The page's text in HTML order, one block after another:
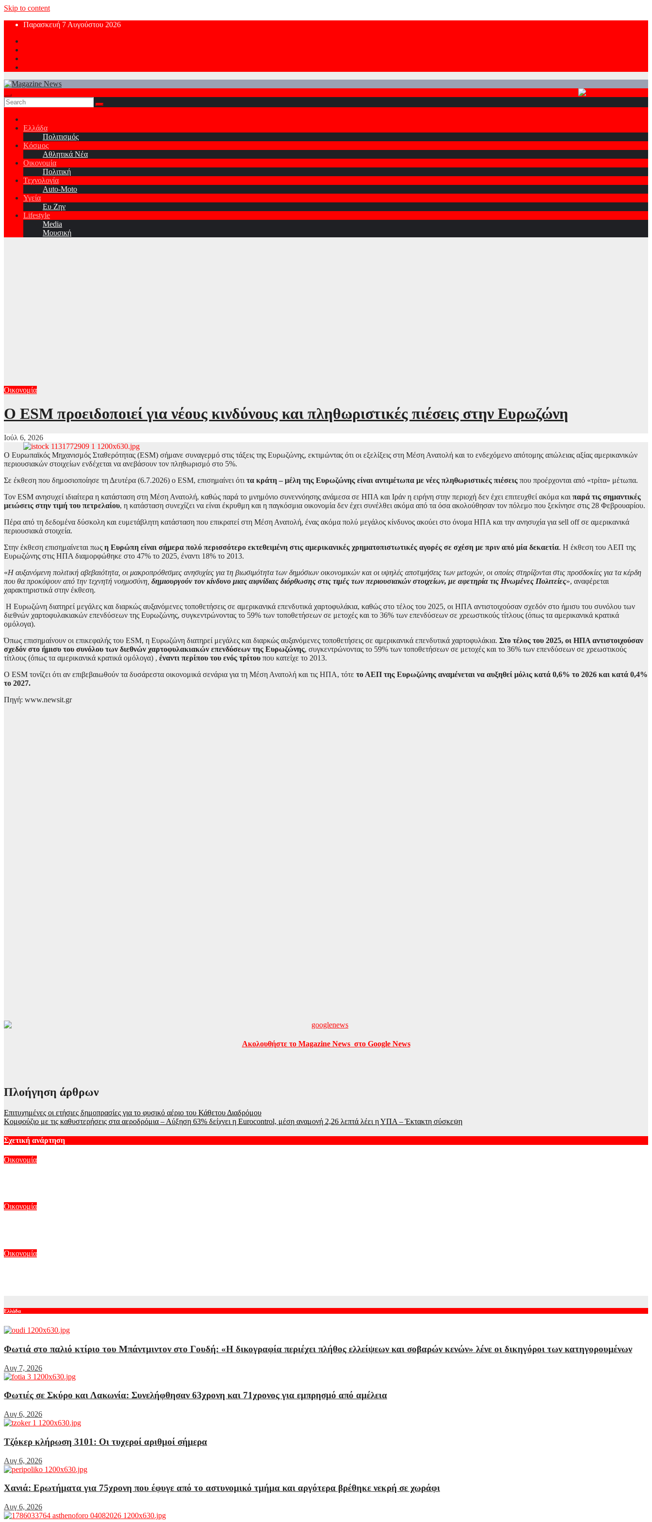
Skip to content
Παρασκευή 7 Αυγούστου 2026
Ελλάδα
Πολιτισμός
Κόσμος
Αθλητικά Νέα
Οικονομία
Πολιτική
Τεχνολογία
Auto-Moto
Υγεία
Ευ Ζην
Lifestyle
Media
Μουσική
Οικονομία
Ο ESM προειδοποιεί για νέους κινδύνους και πληθωριστικές πιέσεις στην Ευρωζώνη
Ιούλ 6, 2026
Ο Ευρωπαϊκός Μηχανισμός Σταθερότητας (ESM) σήμανε συναγερμό στις τάξεις της Ευρωζώνης, εκτιμώντας ότι οι εξελίξεις στη Μέση Ανατολή και το ενδεχόμενο απότομης απώλειας αξίας αμερικανικών
περιουσιακών στοιχείων ενδέχεται να ανεβάσουν τον πληθωρισμό στο 5%.
Σε έκθεση που δημοσιοποίησε τη Δευτέρα (6.7.2026) ο ESΜ, επισημαίνει ότι τα κράτη – μέλη της Ευρωζώνης είναι αντιμέτωπα με νέες πληθωριστικές πιέσεις που προέρχονται από «τρίτα» μέτωπα.
Τον ESM ανησυχεί ιδιαίτερα η κατάσταση στη Μέση Ανατολή, καθώς παρά το μνημόνιο συνεννόησης ανάμεσα σε ΗΠΑ και Ιράν η ειρήνη στην περιοχή δεν έχει επιτευχθεί ακόμα και παρά τις σημαντικές
μειώσεις στην τιμή του πετρελαίου, η κατάσταση συνεχίζει να είναι έκρυθμη και η παγκόσμια οικονομία δεν έχει συνέλθει ακόμα από τα όσα ακολούθησαν τον πόλεμο που ξεκίνησε στις 28 Φεβρουαρίου.
Πέρα από τη δεδομένα δύσκολη και ευμετάβλητη κατάσταση που επικρατεί στη Μέση Ανατολή, ένας ακόμα πολύ μεγάλος κίνδυνος ακούει στο όνομα ΗΠΑ και την ανησυχία για sell off σε αμερικανικά
περιουσιακά στοιχεία.
Στην έκθεση επισημαίνεται πως η Ευρώπη είναι σήμερα πολύ περισσότερο εκτεθειμένη στις αμερικανικές χρηματοπιστωτικές αγορές σε σχέση με πριν από μία δεκαετία. Η έκθεση του ΑΕΠ της
Ευρωζώνης στις ΗΠΑ διαμορφώθηκε στο 47% το 2025, έναντι 18% το 2013.
«Η αυξανόμενη πολιτική αβεβαιότητα, οι μακροπρόθεσμες ανησυχίες για τη βιωσιμότητα των δημόσιων οικονομικών και οι υψηλές αποτιμήσεις των μετοχών, οι οποίες στηρίζονται στις προσδοκίες για τα κέρδη
που θα προκύψουν από την τεχνητή νοημοσύνη, δημιουργούν τον κίνδυνο μιας αιφνίδιας διόρθωσης στις τιμές των περιουσιακών στοιχείων, με αφετηρία τις Ηνωμένες Πολιτείες», αναφέρεται
χαρακτηριστικά στην έκθεση.
Η Ευρωζώνη διατηρεί μεγάλες και διαρκώς αυξανόμενες τοποθετήσεις σε αμερικανικά επενδυτικά χαρτοφυλάκια, καθώς στο τέλος του 2025, οι ΗΠΑ αντιστοιχούσαν σχεδόν στο ήμισυ του συνόλου των
διεθνών χαρτοφυλακιακών επενδύσεων της Ευρωζώνης, συγκεντρώνοντας το 59% των τοποθετήσεων σε μετοχές και το 36% των επενδύσεων σε χρεωστικούς τίτλους (όπως τα αμερικανικά κρατικά
ομόλογα).
Όπως επισημαίνουν οι επικεφαλής του ESM, η Ευρωζώνη διατηρεί μεγάλες και διαρκώς αυξανόμενες τοποθετήσεις σε αμερικανικά επενδυτικά χαρτοφυλάκια. Στο τέλος του 2025, οι ΗΠΑ αντιστοιχούσαν
σχεδόν στο ήμισυ του συνόλου των διεθνών χαρτοφυλακιακών επενδύσεων της Ευρωζώνης, συγκεντρώνοντας το 59% των τοποθετήσεων σε μετοχές και το 36% των επενδύσεων σε χρεωστικούς
τίτλους (όπως τα αμερικανικά κρατικά ομόλογα) , έναντι περίπου του ενός τρίτου που κατείχε το 2013.
Ο ESM τονίζει ότι αν επιβεβαιωθούν τα δυσάρεστα οικονομικά σενάρια για τη Μέση Ανατολή και τις ΗΠΑ, τότε το ΑΕΠ της Ευρωζώνης αναμένεται να αυξηθεί μόλις κατά 0,6% το 2026 και κατά 0,4%
το 2027.
Πηγή: www.newsit.gr
Ακολουθήστε το Magazine News στο Google News
Πλοήγηση άρθρων
Επιτυχημένες οι ετήσιες δημοπρασίες για το φυσικό αέριο του Κάθετου Διαδρόμου
Κομφούζιο με τις καθυστερήσεις στα αεροδρόμια – Αύξηση 63% δείχνει η Eurocontrol, μέση αναμονή 2,26 λεπτά λέει η ΥΠΑ – Έκτακτη σύσκεψη
Σχετική ανάρτηση
Οικονομία
Οικονομία
Οικονομία
Ελλάδα
Φωτιά στο παλιό κτίριο του Μπάντμιντον στο Γουδή: «Η δικογραφία περιέχει πλήθος ελλείψεων και σοβαρών κενών» λένε οι δικηγόροι των κατηγορουμένων
Αυγ 7, 2026
Φωτιές σε Σκύρο και Λακωνία: Συνελήφθησαν 63χρονη και 71χρονος για εμπρησμό από αμέλεια
Αυγ 6, 2026
Τζόκερ κλήρωση 3101: Οι τυχεροί αριθμοί σήμερα
Αυγ 6, 2026
Χανιά: Ερωτήματα για 75χρονη που έφυγε από το αστυνομικό τμήμα και αργότερα βρέθηκε νεκρή σε χωράφι
Αυγ 6, 2026